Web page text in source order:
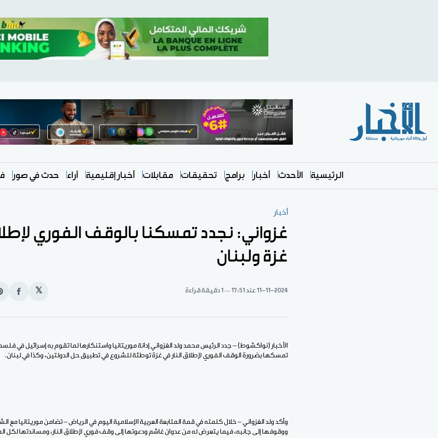
الرئيسية الأحدث أخبار برامج تحقيقات مقابلات أخبار إقليمية آراء حدث في صور
أخبار
غزواني: نجدد تمسكنا بالوقف الفوري
غزة ولبنان
11-11-2024 عند 17:51 1 دقيقة قراءة 𝕏
انشر
الأخبار (نواكشوط) – جدد الرئيس محمد ولد الغزواني إدانة موريتانيا واستنكارها لما تقوم به إسرائيل في
تمسكها بضرورة الوقف الفوري لإطلاق النار في غزة توطئة للشروع في تطبيق حل الدولتين، وكذا في لبنان.
وأكد ولد الغزواني – خلال كلمته في قمة المتابعة العربية الإسلامية اليوم في الرياض – تضامن موريتانيا مع
ووقوفها إلى جانبه، فيما يتعرض له من عدوان غاشم ودعوتها إلى وقف فوري لإطلاق النار، ومساندتها لكل